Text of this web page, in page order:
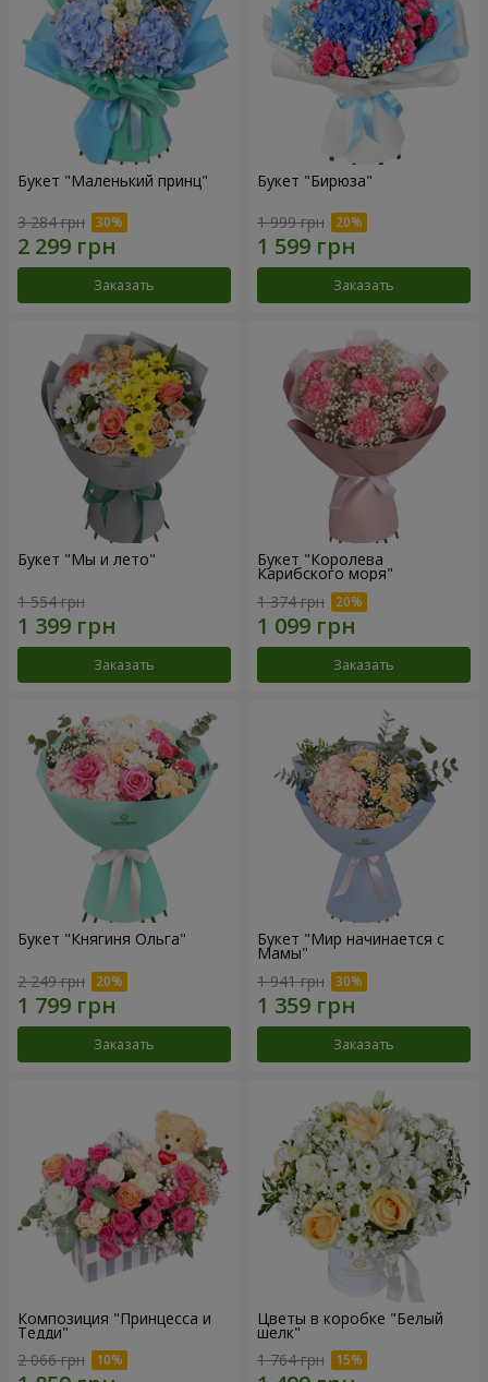
Букет "Маленький принц"
3 284 грн
Заказать
Букет "Бирюза"
1 999 грн
Заказать
Букет "Мы и лето"
1 554 грн
Заказать
Букет "Королева
Карибского моря"
1 374 грн
Заказать
Букет "Княгиня Ольга"
2 249 грн
Заказать
Букет "Мир начинается с
Мамы"
1 941 грн
Заказать
Композиция "Принцесса и
Тедди"
2 066 грн
Цветы в коробке "Белый
шелк"
1 764 грн